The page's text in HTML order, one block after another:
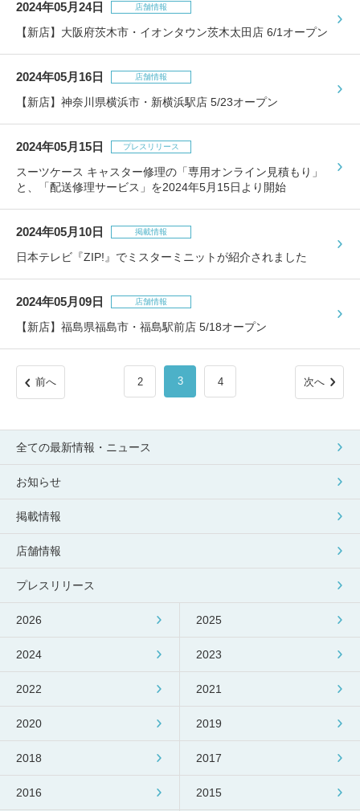
2024年05月24日 店舗情報
【新店】大阪府茨木市・イオンタウン茨木太田店 6/1オープン
2024年05月16日 店舗情報
【新店】神奈川県横浜市・新横浜駅店 5/23オープン
2024年05月15日 プレスリリース
スーツケース キャスター修理の「専用オンライン見積もり」
と、「配送修理サービス」を2024年5月15日より開始
2024年05月10日 掲載情報
日本テレビ『ZIP!』でミスターミニットが紹介されました
2024年05月09日 店舗情報
【新店】福島県福島市・福島駅前店 5/18オープン
前へ 2 3 4 次へ
全ての最新情報・ニュース
お知らせ
掲載情報
店舗情報
プレスリリース
2026 2025
2024 2023
2022 2021
2020 2019
2018 2017
2016 2015